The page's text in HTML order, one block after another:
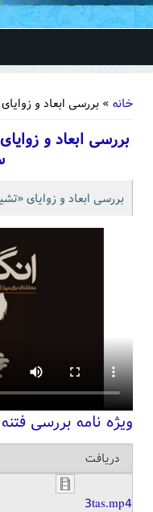
خانه » بررسی ابعاد و
بررسی ابعاد و
بررسی ابعاد و زوایای
ویژه نامه بررسی فتنه و
دریافت
3tas.mp4